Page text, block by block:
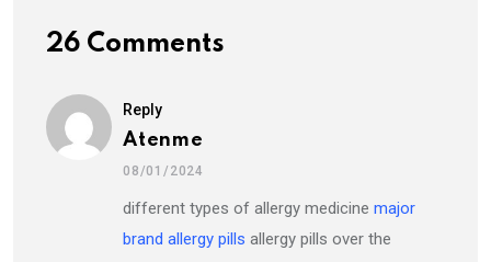
26 Comments
Reply
Atenme
08/01/2024
different types of allergy medicine major
brand allergy pills allergy pills over the